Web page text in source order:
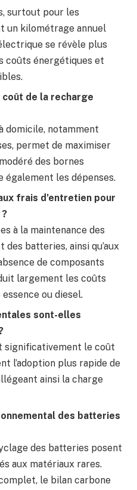
surtout pour les
un kilométrage annuel
se révèle plus
coûts énergétiques et
de la recharge
domicile, notamment
permet de maximiser
des bornes
également les dépenses.
frais d’entretien pour
à la maintenance des
batteries, ainsi qu’aux
de composants
largement les coûts
ou diesel.
sont-elles
significativement le coût
l’adoption plus rapide de
ainsi la charge
des batteries
des batteries posent
aux matériaux rares.
le bilan carbone